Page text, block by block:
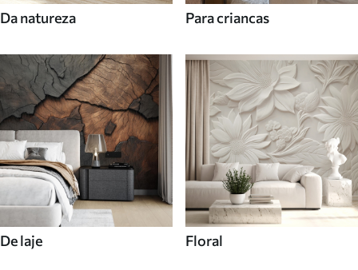
Da natureza Para criancas
De laje Floral